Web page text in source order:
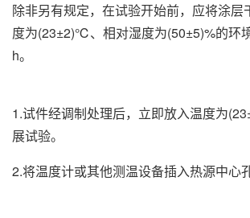
除非另有规定，在试验开始前，应将涂层
度为(23±2)℃、相对湿度为(50±5)%的环
h。
1.试件经调制处理后，立即放入温度为
展试验。
2.将温度计或其他测温设备插入热源中心